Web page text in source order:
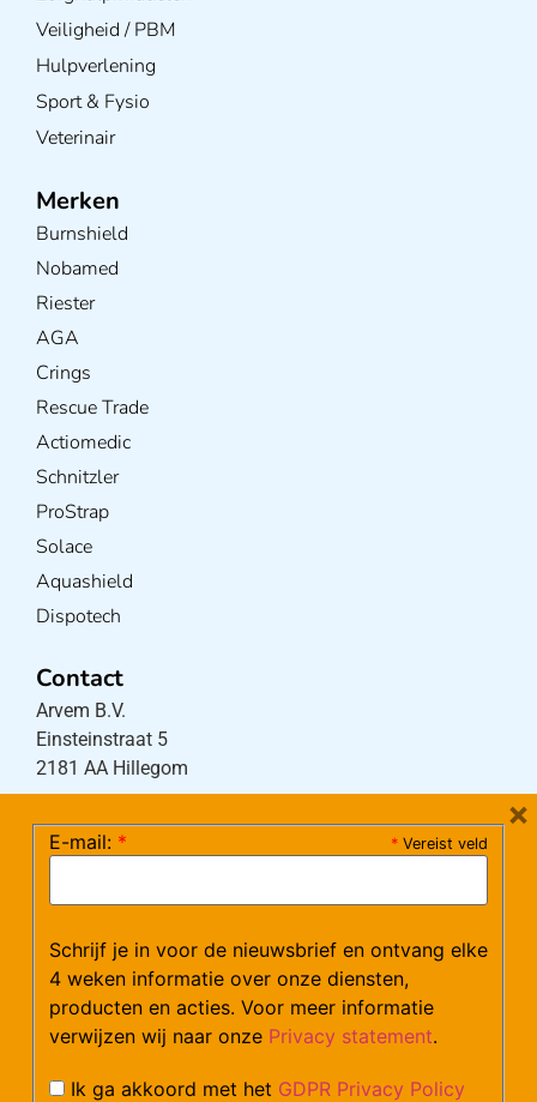
Veiligheid / PBM
Hulpverlening
Sport & Fysio
Veterinair
Merken
Burnshield
Nobamed
Riester
AGA
Crings
Rescue Trade
Actiomedic
Schnitzler
ProStrap
Solace
Aquashield
Dispotech
Contact
Arvem B.V.
Einsteinstraat 5
2181 AA Hillegom
Tel:0252-533256
08:30-16:00 uur)
Mail:
klantenservice@arvem.nl
Werken bij Arvem?
Bekijk hier onze vacatures.
* Vereist veld
E-mail: *
Schrijf je in voor de nieuwsbrief en ontvang elke
4 weken informatie over onze diensten,
producten en acties. Voor meer informatie
verwijzen wij naar onze Privacy statement.
Ik ga akkoord met het GDPR Privacy Policy
×